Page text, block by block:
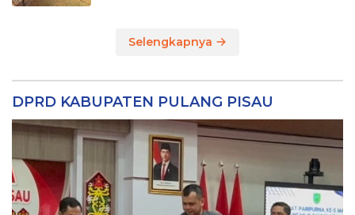
Selengkapnya
DPRD KABUPATEN PULANG PISAU